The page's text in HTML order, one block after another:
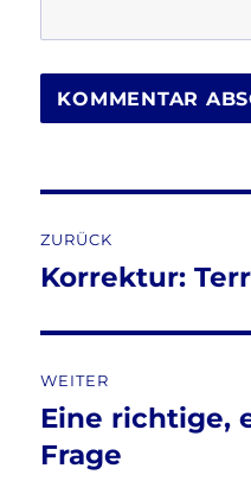
ZURÜCK
Vorheriger
Korrektur:
WEITER
Nächster
Beitrag:
Eine richtige,
Frage